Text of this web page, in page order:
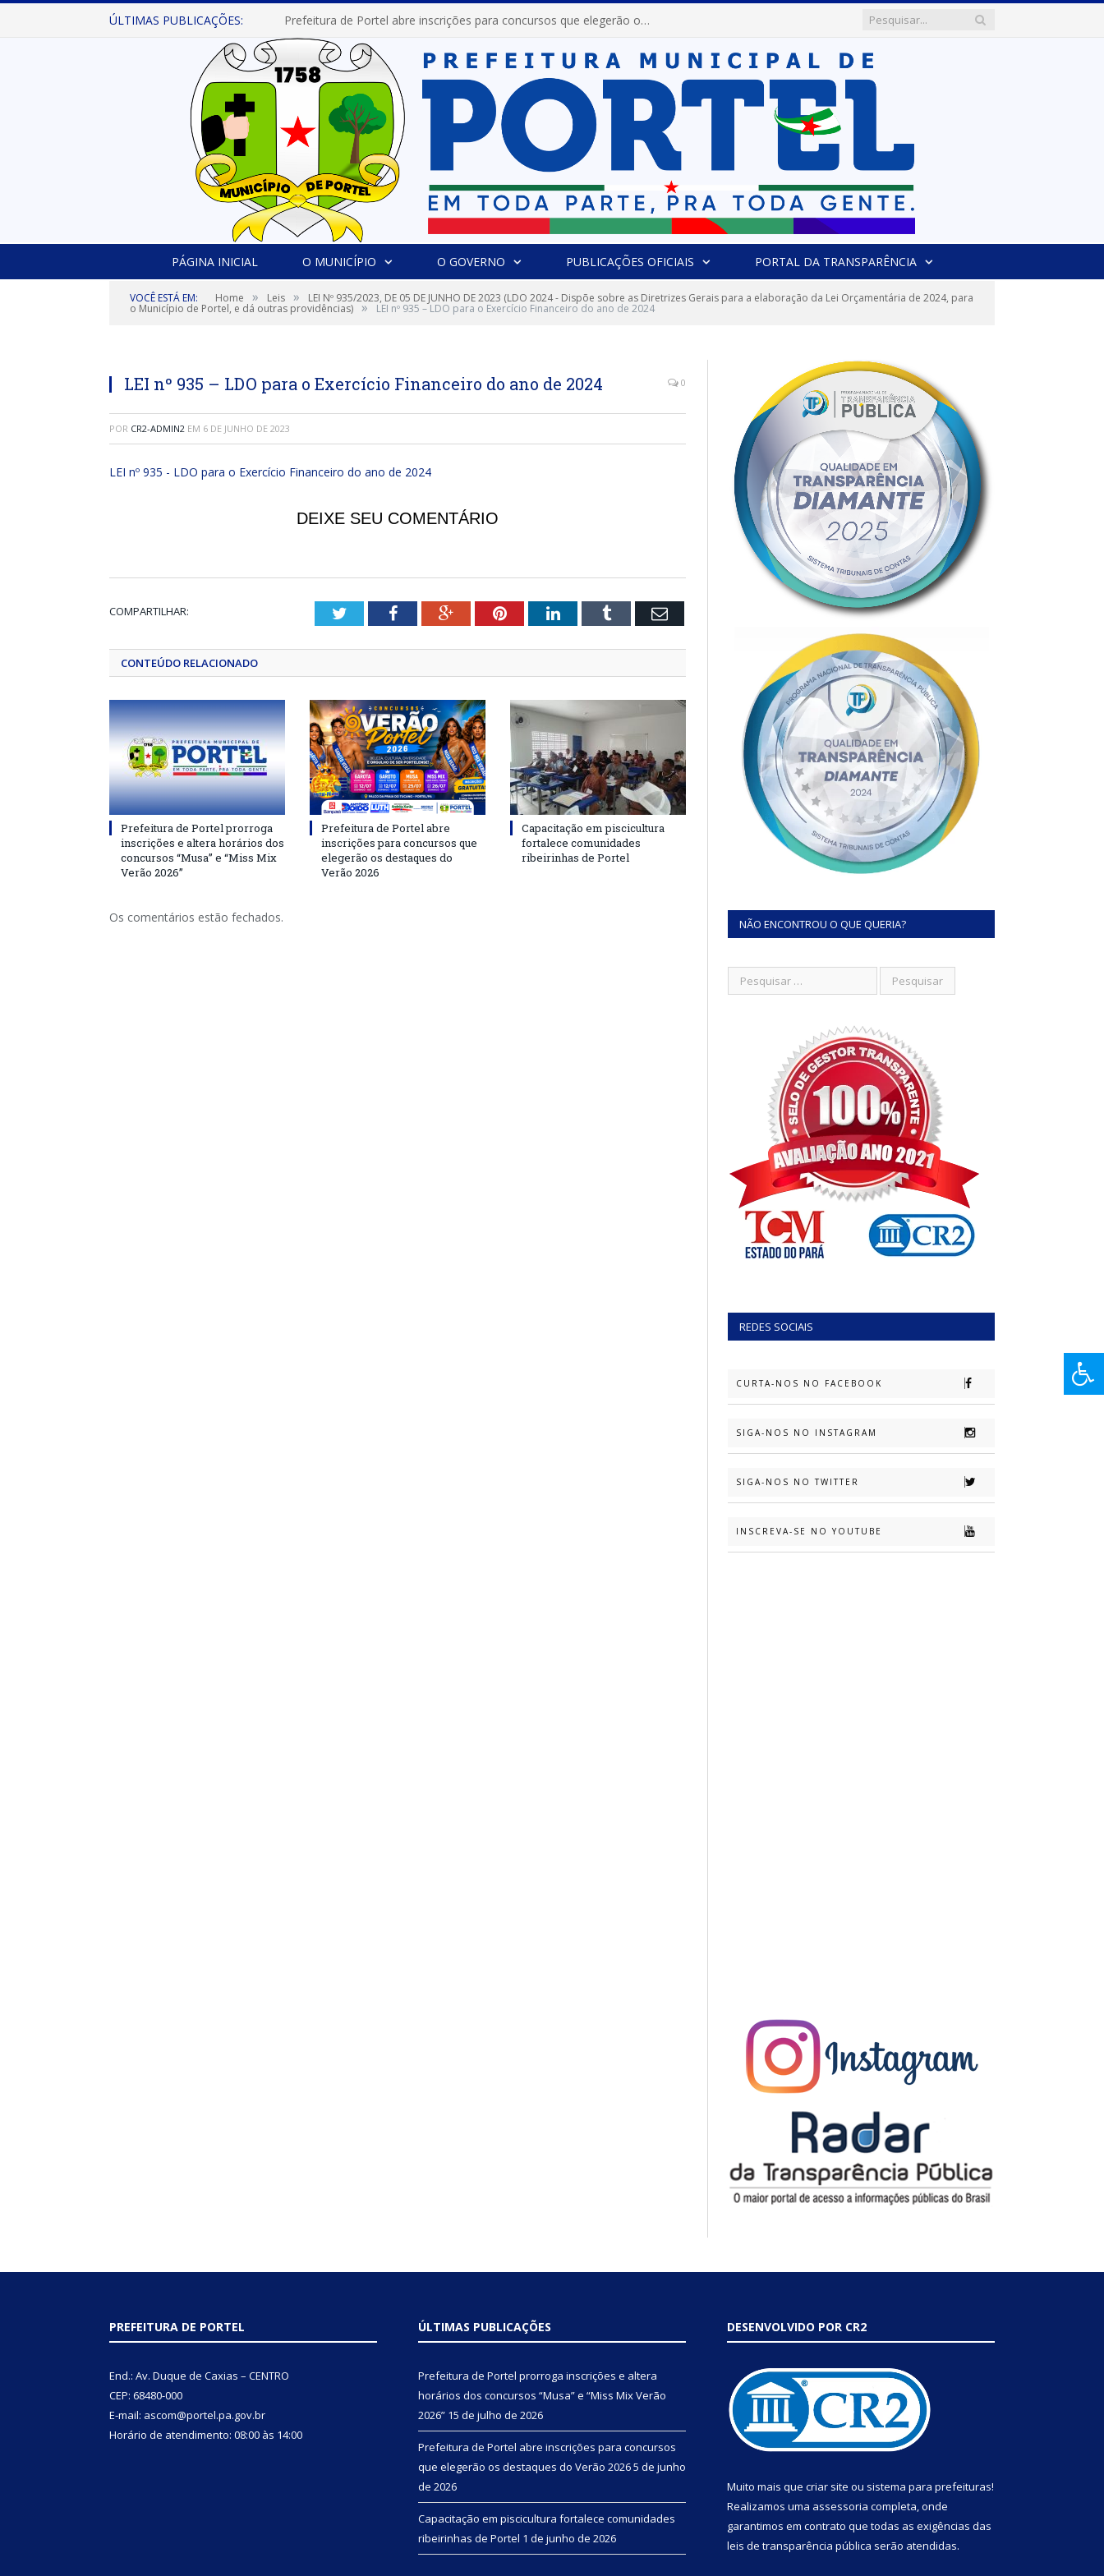
ÚLTIMAS PUBLICAÇÕES: Prefeitura de Portel abre inscrições para concursos que elegerão os destaques do Verão 2026
PÁGINA INICIAL O MUNICÍPIO O GOVERNO PUBLICAÇÕES OFICIAIS PORTAL DA TRANSPARÊNCIA
VOCÊ ESTÁ EM: Home » Leis » LEI Nº 935/2023, DE 05 DE JUNHO DE 2023 (LDO 2024 - Dispõe sobre as Diretrizes Gerais para a elaboração da Lei Orçamentária de 2024, para
o Município de Portel, e dá outras providências) » LEI nº 935 – LDO para o Exercício Financeiro do ano de 2024
LEI nº 935 – LDO para o Exercício Financeiro do ano de 2024 0
POR CR2-ADMIN2 EM 6 DE JUNHO DE 2023
LEI nº 935 - LDO para o Exercício Financeiro do ano de 2024
DEIXE SEU COMENTÁRIO
COMPARTILHAR: TwitterFacebookGoogle+PinterestLinkedInTumblr Email
CONTEÚDO RELACIONADO
Prefeitura de Portel prorroga
inscrições e altera horários dos
concursos “Musa” e “Miss Mix
Verão 2026”
Prefeitura de Portel abre
inscrições para concursos que
elegerão os destaques do
Verão 2026
Capacitação em piscicultura
fortalece comunidades
ribeirinhas de Portel
Os comentários estão fechados. NÃO ENCONTROU O QUE QUERIA?
REDES SOCIAIS
CURTA-NOS NO FACEBOOK
SIGA-NOS NO INSTAGRAM
SIGA-NOS NO TWITTER
INSCREVA-SE NO YOUTUBE
PREFEITURA DE PORTEL
End.: Av. Duque de Caxias – CENTRO
CEP: 68480-000
E-mail: ascom@portel.pa.gov.br
Horário de atendimento: 08:00 às 14:00
ÚLTIMAS PUBLICAÇÕES
Prefeitura de Portel prorroga inscrições e altera
horários dos concursos “Musa” e “Miss Mix Verão
2026” 15 de julho de 2026
Prefeitura de Portel abre inscrições para concursos
que elegerão os destaques do Verão 20265 de junho
de 2026
Capacitação em piscicultura fortalece comunidades
ribeirinhas de Portel 1 de junho de 2026
DESENVOLVIDO POR CR2
Muito mais que criar site ou sistema para prefeituras!
Realizamos uma assessoria completa, onde
garantimos em contrato que todas as exigências das
leis de transparência pública serão atendidas.